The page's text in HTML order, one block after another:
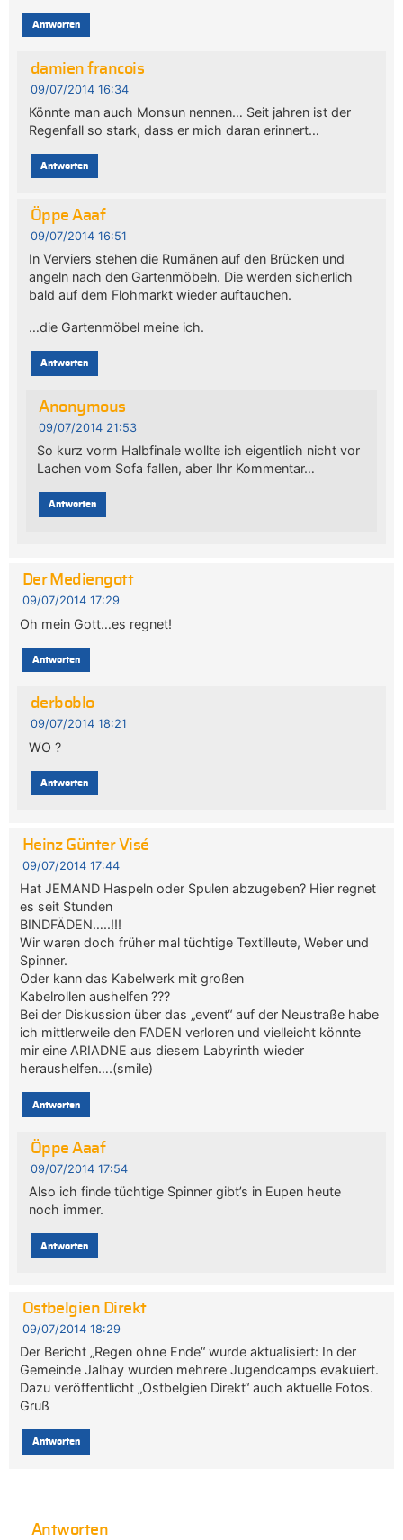
Antworten
damien francois
09/07/2014 16:34
Könnte man auch Monsun nennen… Seit jahren ist der
Regenfall so stark, dass er mich daran erinnert…
Antworten
Öppe Aaaf
09/07/2014 16:51
In Verviers stehen die Rumänen auf den Brücken und
angeln nach den Gartenmöbeln. Die werden sicherlich
bald auf dem Flohmarkt wieder auftauchen.
…die Gartenmöbel meine ich.
Antworten
Anonymous
09/07/2014 21:53
So kurz vorm Halbfinale wollte ich eigentlich nicht vor
Lachen vom Sofa fallen, aber Ihr Kommentar…
Antworten
Der Mediengott
09/07/2014 17:29
Oh mein Gott…es regnet!
Antworten
derboblo
09/07/2014 18:21
WO ?
Antworten
Heinz Günter Visé
09/07/2014 17:44
Hat JEMAND Haspeln oder Spulen abzugeben? Hier regnet
es seit Stunden
BINDFÄDEN…..!!!
Wir waren doch früher mal tüchtige Textilleute, Weber und
Spinner.
Oder kann das Kabelwerk mit großen
Kabelrollen aushelfen ???
Bei der Diskussion über das „event“ auf der Neustraße habe
ich mittlerweile den FADEN verloren und vielleicht könnte
mir eine ARIADNE aus diesem Labyrinth wieder
heraushelfen….(smile)
Antworten
Öppe Aaaf
09/07/2014 17:54
Also ich finde tüchtige Spinner gibt’s in Eupen heute
noch immer.
Antworten
Ostbelgien Direkt
09/07/2014 18:29
Der Bericht „Regen ohne Ende“ wurde aktualisiert: In der
Gemeinde Jalhay wurden mehrere Jugendcamps evakuiert.
Dazu veröffentlicht „Ostbelgien Direkt“ auch aktuelle Fotos.
Gruß
Antworten
Antworten